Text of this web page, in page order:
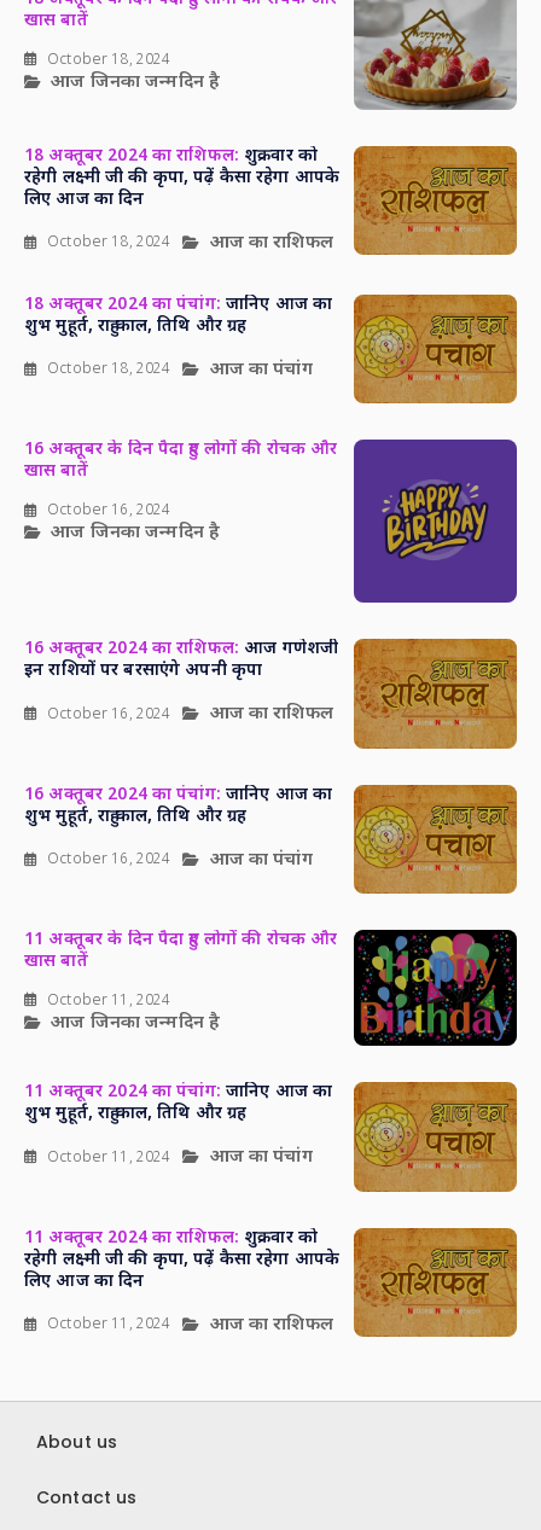
खास बातें
October 18, 2024
आज जिनका जन्मदिन है
18 अक्तूबर 2024 का राशिफल: शुक्रवार को
रहेगी लक्ष्मी जी की कृपा, पढ़ें कैसा रहेगा आपके
लिए आज का दिन
October 18, 2024 आज का राशिफल
18 अक्तूबर 2024 का पंचांग: जानिए आज का
शुभ मुहूर्त, राहु काल, तिथि और ग्रह
October 18, 2024 आज का पंचांग
16 अक्तूबर के दिन पैदा हुए लोगों की रोचक और
खास बातें
October 16, 2024
आज जिनका जन्मदिन है
16 अक्तूबर 2024 का राशिफल: आज गणेशजी
इन राशियों पर बरसाएंगे अपनी कृपा
October 16, 2024 आज का राशिफल
16 अक्तूबर 2024 का पंचांग: जानिए आज का
शुभ मुहूर्त, राहु काल, तिथि और ग्रह
October 16, 2024 आज का पंचांग
11 अक्तूबर के दिन पैदा हुए लोगों की रोचक और
खास बातें
October 11, 2024
आज जिनका जन्मदिन है
11 अक्तूबर 2024 का पंचांग: जानिए आज का
शुभ मुहूर्त, राहु काल, तिथि और ग्रह
October 11, 2024 आज का पंचांग
11 अक्तूबर 2024 का राशिफल: शुक्रवार को
रहेगी लक्ष्मी जी की कृपा, पढ़ें कैसा रहेगा आपके
लिए आज का दिन
October 11, 2024 आज का राशिफल
About us
Contact us